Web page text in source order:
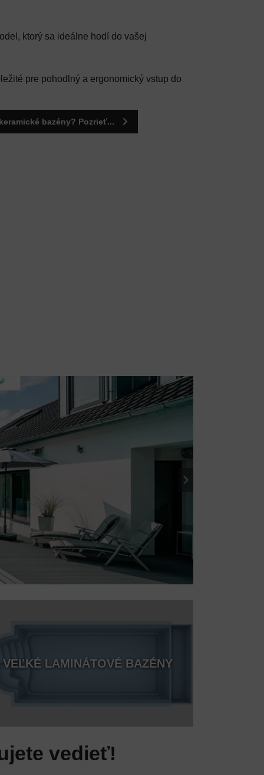
ktorý sa ideálne hodí do vašej
pre pohodlný a ergonomický vstup do
bazény? Pozrieť...
VEĽKÉ LAMINÁTOVÉ BAZÉNY
vedieť!